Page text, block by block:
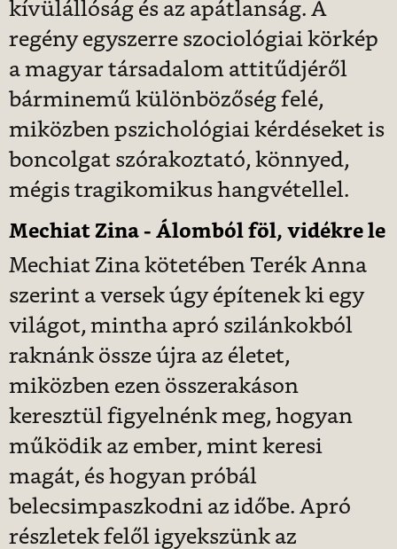
kívülállóság és az apátlanság. A
regény egyszerre szociológiai körkép
a magyar társadalom attitűdjéről
bárminemű különbözőség felé,
miközben pszichológiai kérdéseket is
boncolgat szórakoztató, könnyed,
mégis tragikomikus hangvétellel.
Mechiat Zina - Álomból ​föl, vidékre le
Mechiat ​Zina kötetében Terék Anna
szerint a versek úgy építenek ki egy
világot, mintha apró szilánkokból
raknánk össze újra az életet,
miközben ezen összerakáson
keresztül figyelnénk meg, hogyan
működik az ember, mint keresi
magát, és hogyan próbál
belecsimpaszkodni az időbe. Apró
részletek felől igyekszünk az